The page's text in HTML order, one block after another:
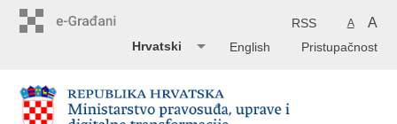
A A
RSS
Pristupačnost
English
Hrvatski